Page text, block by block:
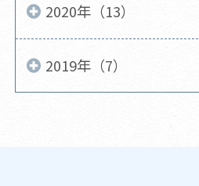
2020年（13）
2019年（7）